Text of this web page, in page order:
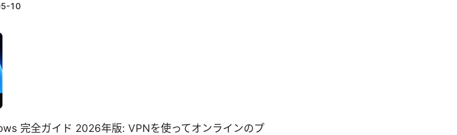
10
完全ガイド 2026年版: VPNを使ってオンラインのプ